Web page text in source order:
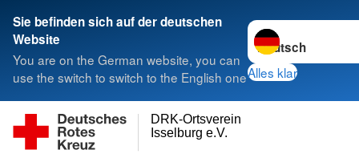
Sie befinden sich auf der deutschen
Website
You are on the German website, you can
use the switch to switch to the English one
Sprache wechseln
Alles klar
Isselburg e.V.
DRK-Ortsverein